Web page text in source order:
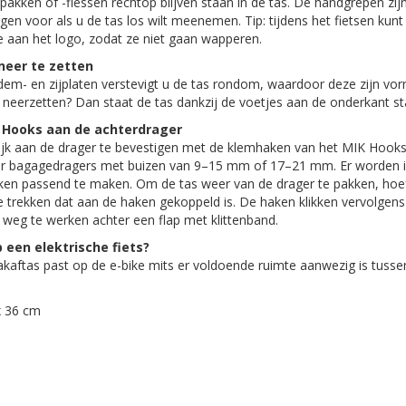
voor als u de tas los wilt meenemen. Tip: tijdens het fietsen
het logo, zodat ze niet gaan wapperen.
te zetten
en zijplaten verstevigt u de tas rondom, waardoor deze zijn
Dan staat de tas dankzij de voetjes aan de onderkant
aan de achterdrager
aan de drager te bevestigen met de klemhaken van het MIK
bagagedragers met buizen van 9–15 mm of 17–21 mm. Er worden
passend te maken. Om de tas weer van de drager te pakken,
dat aan de haken gekoppeld is. De haken klikken
te werken achter een flap met klittenband.
een elektrische fiets?
past op de e-bike mits er voldoende ruimte aanwezig is
cm